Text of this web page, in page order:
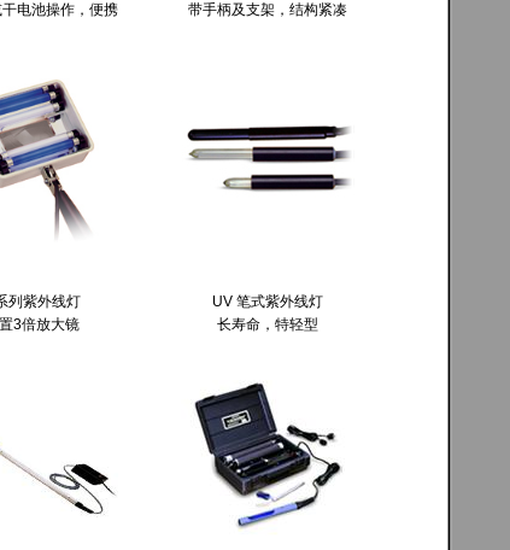
电池操作，便携
带手柄及支架，结构紧凑
列紫外线灯
3倍放大镜
UV 笔式紫外线灯
长寿命，特轻型